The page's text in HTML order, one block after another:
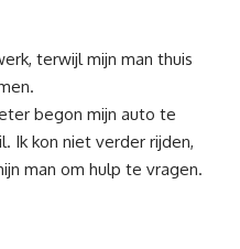
terwijl mijn man thuis
begon mijn auto te
Ik kon niet verder rijden,
man om hulp te vragen.